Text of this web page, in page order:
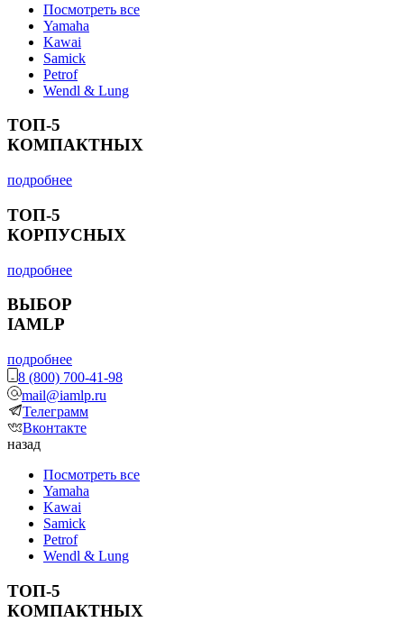
Посмотреть все
Yamaha
Kawai
Samick
Petrof
Wendl & Lung
ТОП-5
КОМПАКТНЫХ
подробнее
ТОП-5
КОРПУСНЫХ
подробнее
ВЫБОР
IAMLP
подробнее
8 (800) 700-41-98
mail@iamlp.ru
Телеграмм
Вконтакте
назад
Посмотреть все
Yamaha
Kawai
Samick
Petrof
Wendl & Lung
ТОП-5
КОМПАКТНЫХ